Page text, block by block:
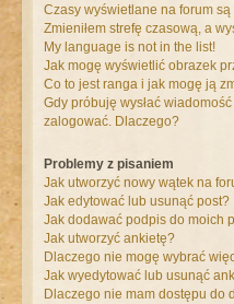
Czasy wyświetlane na forum są
Zmieniłem strefę czasową, a
My language is not in the list!
Jak mogę wyświetlić obrazek
Co to jest ranga i jak mogę ją
Gdy próbuję wysłać
zalogować. Dlaczego?
Problemy z pisaniem
Jak utworzyć nowy wątek na
Jak edytować lub usunąć post?
Jak dodawać podpis do moich
Jak utworzyć ankietę?
Dlaczego nie mogę wybrać
Jak wyedytować lub usunąć
Dlaczego nie mam dostępu do